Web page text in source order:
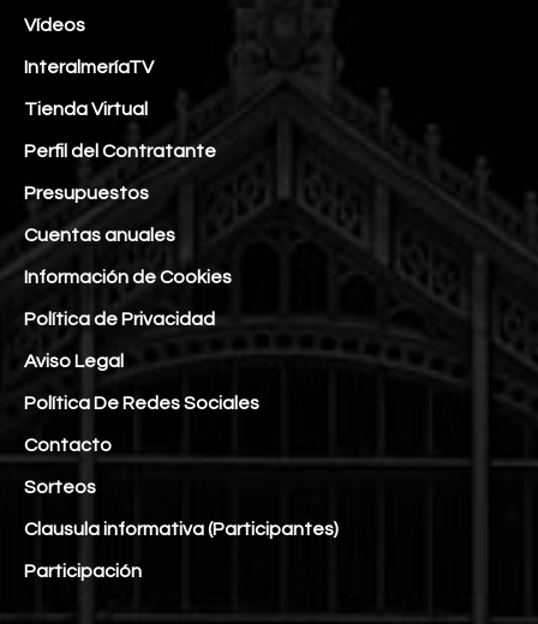
Vídeos
InteralmeríaTV
Tienda Virtual
Perfil del Contratante
Presupuestos
Cuentas anuales
Información de Cookies
Política de Privacidad
Aviso Legal
Política De Redes Sociales
Contacto
Sorteos
Clausula informativa (Participantes)
Participación